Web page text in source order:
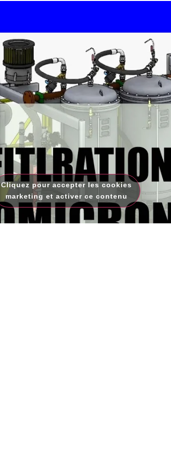
Cliquez pour accepter les cookies
marketing et activer ce contenu